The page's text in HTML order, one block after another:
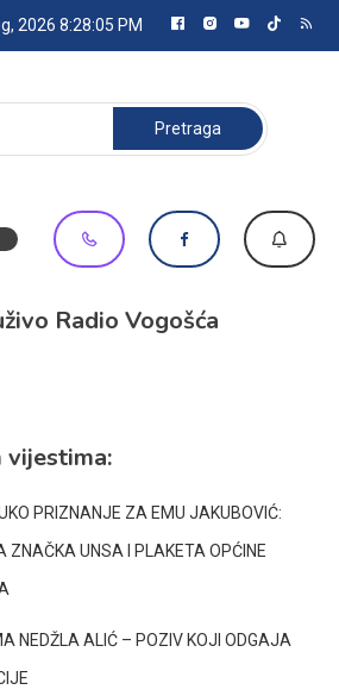
2026 8:28:06 PM
Pretraga:
Radio Vogošća
vijestima:
PRIZNANJE ZA EMU JAKUBOVIĆ:
ZNAČKA UNSA I PLAKETA OPĆINE
NEDŽLA ALIĆ – POZIV KOJI ODGAJA